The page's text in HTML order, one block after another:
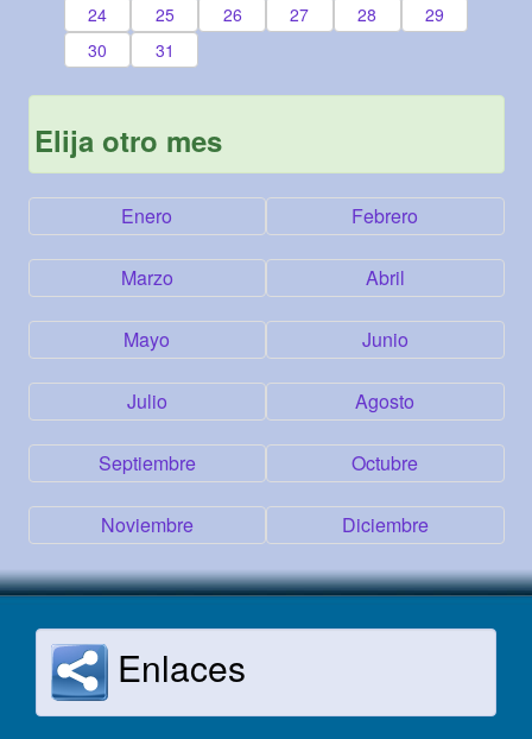
24
25 26 27 28
29
30
31
Elija otro mes
Enero Febrero
Marzo Abril
Mayo Junio
Julio Agosto
Septiembre Octubre
Noviembre Diciembre
Enlaces